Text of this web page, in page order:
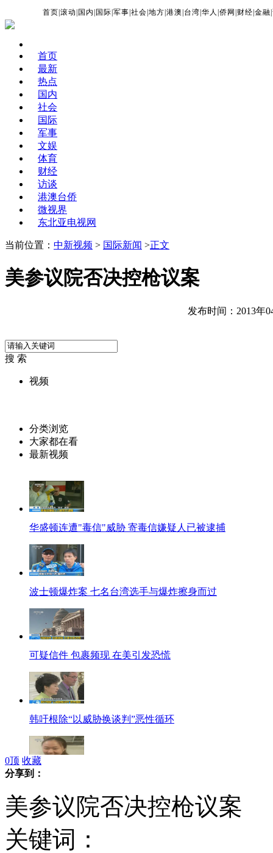
首页 |滚动 国内 国际 |军事 |社会 |地方 |港澳 台湾 |华人 |侨网 财经 |金融 |
首页
最新
热点
国内
社会
国际
军事
文娱
体育
财经
访谈
港澳台侨
微视界
东北亚电视网
当前位置： 中新视频 > 国际新闻 >正文
美参议院否决控枪议案
发布时间：2013年
搜 索
视频
分类浏览
大家都在看
最新视频
华盛顿连遭"毒信"威胁 寄毒信嫌疑人已被逮捕
波士顿爆炸案 七名台湾选手与爆炸擦身而过
可疑信件 包裹频现 在美引发恐慌
韩吁根除“以威胁换谈判”恶性循环
嚣张女车主雇人群殴店家 惨不忍睹
0顶 收藏
分享到：
美参议院否决控枪议案
关键词：